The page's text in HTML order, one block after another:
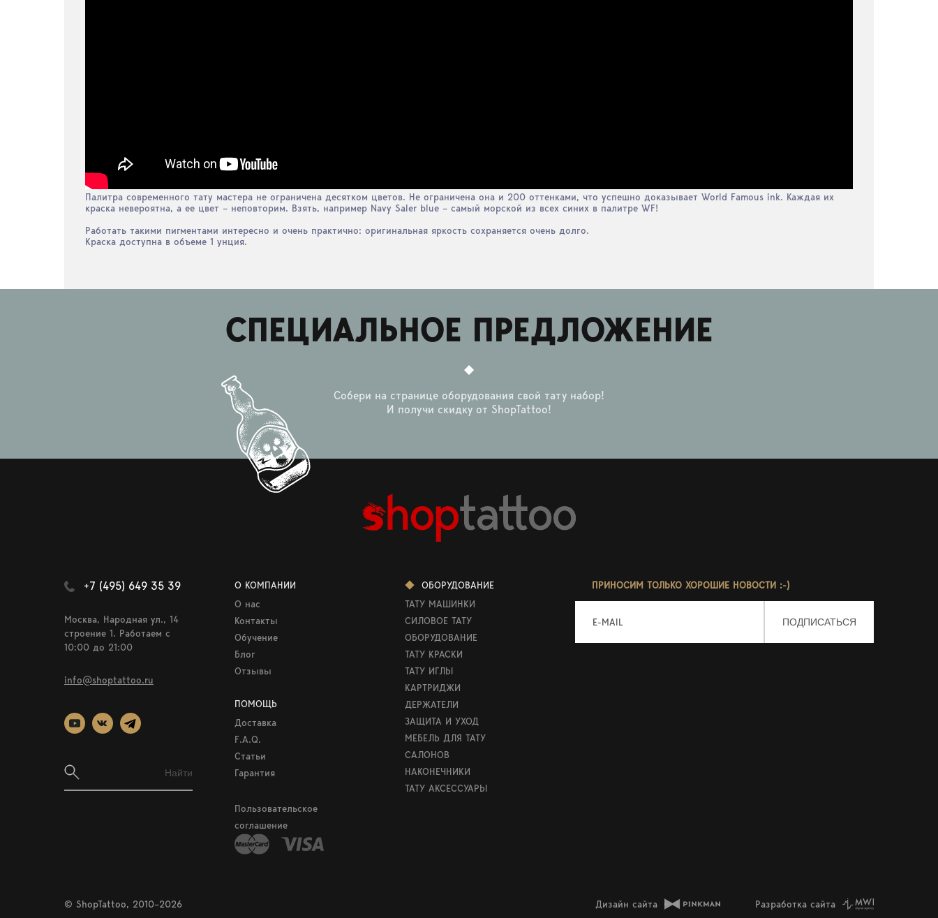
Палитра современного тату мастера не ограничена десятком цветов. Не ограничена она и 200 оттенками, что успешно доказывает World Famous ink. Каждая их
краска невероятна, а ее цвет – неповторим. Взять, например Navy Saler blue – самый морской из всех синих в палитре WF!
Работать такими пигментами интересно и очень практично: оригинальная яркость сохраняется очень долго.
Краска доступна в объеме 1 унция.
СПЕЦИАЛЬНОЕ ПРЕДЛОЖЕНИЕ
Собери на странице оборудования свой тату набор!
И получи скидку от ShopTattoo!
+7 (495) 649 35 39
Москва, Народная ул., 14
строение 1. Работаем c
10:00 до 21:00
info@shoptattoo.ru
О КОМПАНИИ
О нас
Контакты
Обучение
Блог
Отзывы
ПОМОЩЬ
Доставка
F.A.Q.
Статьи
Гарантия
Пользовательское
соглашение
ОБОРУДОВАНИЕ
ТАТУ МАШИНКИ
СИЛОВОЕ ТАТУ
ОБОРУДОВАНИЕ
ТАТУ КРАСКИ
ТАТУ ИГЛЫ
КАРТРИДЖИ
ДЕРЖАТЕЛИ
ЗАЩИТА И УХОД
МЕБЕЛЬ ДЛЯ ТАТУ
САЛОНОВ
НАКОНЕЧНИКИ
ТАТУ АКСЕССУАРЫ
ПРИНОСИМ ТОЛЬКО ХОРОШИЕ НОВОСТИ :-)
E-MAIL
© ShopTattoo, 2010–2026 Разработка сайта
Дизайн сайта